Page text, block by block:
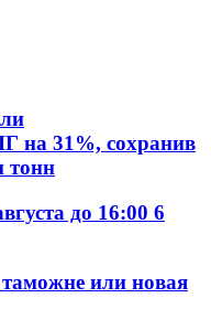
на 31%, сохранив
тонн
до 16:00 6
или новая